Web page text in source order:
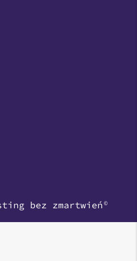
bez zmartwień
©